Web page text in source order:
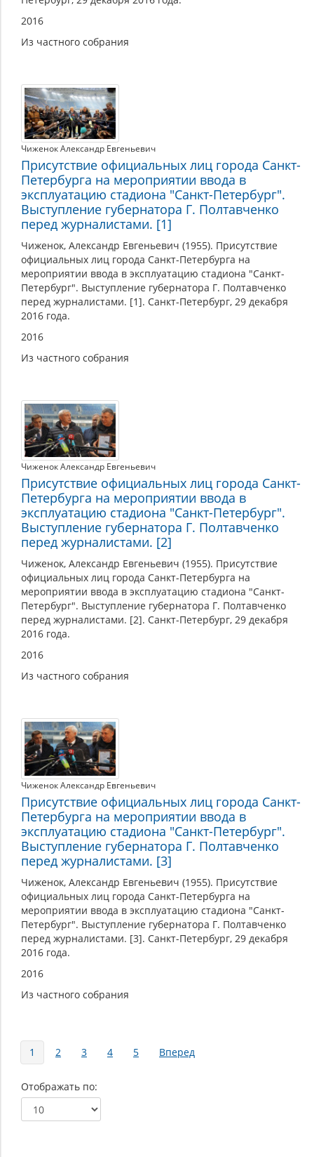
2016
Из частного собрания
Чиженок Александр Евгеньевич
Присутствие официальных лиц города Санкт-
Петербурга на мероприятии ввода в
эксплуатацию стадиона "Санкт-Петербург".
Выступление губернатора Г. Полтавченко
перед журналистами. [1]
Чиженок, Александр Евгеньевич (1955). Присутствие
официальных лиц города Санкт-Петербурга на
мероприятии ввода в эксплуатацию стадиона "Санкт-
Петербург". Выступление губернатора Г. Полтавченко
перед журналистами. [1]. Санкт-Петербург, 29 декабря
2016 года.
2016
Из частного собрания
Чиженок Александр Евгеньевич
Присутствие официальных лиц города Санкт-
Петербурга на мероприятии ввода в
эксплуатацию стадиона "Санкт-Петербург".
Выступление губернатора Г. Полтавченко
перед журналистами. [2]
Чиженок, Александр Евгеньевич (1955). Присутствие
официальных лиц города Санкт-Петербурга на
мероприятии ввода в эксплуатацию стадиона "Санкт-
Петербург". Выступление губернатора Г. Полтавченко
перед журналистами. [2]. Санкт-Петербург, 29 декабря
2016 года.
2016
Из частного собрания
Чиженок Александр Евгеньевич
Присутствие официальных лиц города Санкт-
Петербурга на мероприятии ввода в
эксплуатацию стадиона "Санкт-Петербург".
Выступление губернатора Г. Полтавченко
перед журналистами. [3]
Чиженок, Александр Евгеньевич (1955). Присутствие
официальных лиц города Санкт-Петербурга на
мероприятии ввода в эксплуатацию стадиона "Санкт-
Петербург". Выступление губернатора Г. Полтавченко
перед журналистами. [3]. Санкт-Петербург, 29 декабря
2016 года.
2016
Из частного собрания
Страницы
1 2 3 4 5 Вперед
Отображать по